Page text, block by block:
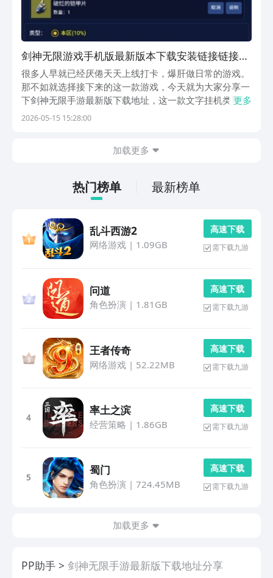
剑神无限游戏手机版最新版本下载安装链接链接推
荐 剑神无限手游最新版在哪里下载
很多人早就已经厌倦天天上线打卡，爆肝做日常的游戏。
那不如就选择接下来的这一款游戏，今天就为大家分享一
下剑神无限手游最新版下载地址，这一款文字挂机类型的
游戏主要的特点就在于佛系体验，让玩家不需要耗费时
更多
2026-05-15 15:28:00
加载更多
热门榜单 最新榜单
乱斗西游2
网络游戏| 1.09GB
高 速 下 载
需下载九游
问道
角色扮演 | 1.81GB
高 速 下 载
需下载九游
王者传奇
网络游戏| 52.22MB
高 速 下 载
需下载九游
4
率土之滨
经营策略 | 1.86GB
高 速 下 载
需下载九游
5
蜀门
角色扮演 | 724.45MB
高 速 下 载
需下载九游
加载更多
PP助手 剑神无限手游最新版下载地址分享